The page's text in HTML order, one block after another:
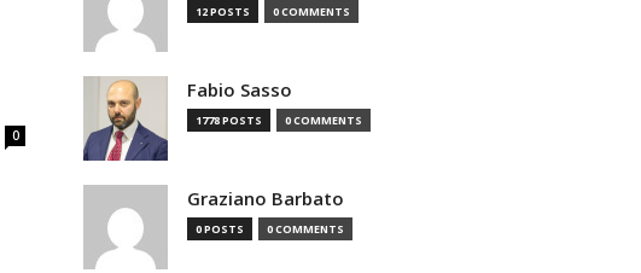
0
12 POSTS 0 COMMENTS
Fabio Sasso
1778 POSTS 0 COMMENTS
Graziano Barbato
0 POSTS 0 COMMENTS